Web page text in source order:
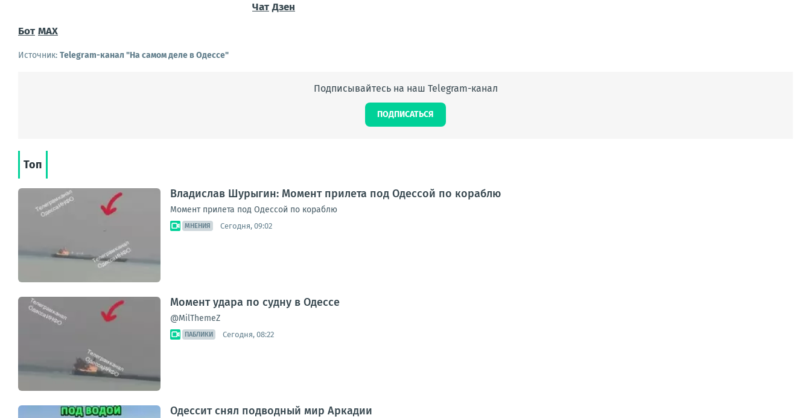
Чат Дзен
Бот MAX
Источник: Telegram-канал "На самом деле в Одессе"
Подписывайтесь на наш Telegram-канал
ПОДПИСАТЬСЯ
Топ
Владислав Шурыгин: Момент прилета под Одессой по кораблю
Момент прилета под Одессой по кораблю
МНЕНИЯ Сегодня, 09:02
Момент удара по судну в Одессе
@MilThemeZ
ПАБЛИКИ Сегодня, 08:22
Одессит снял подводный мир Аркадии